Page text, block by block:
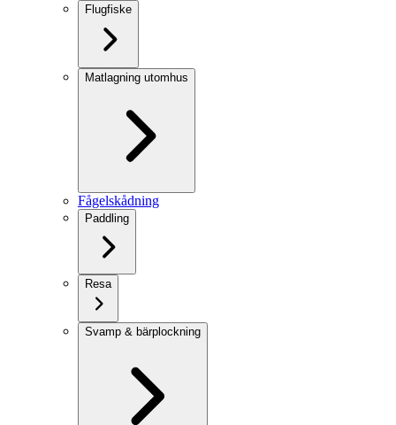
Flugfiske
Matlagning utomhus
Fågelskådning
Paddling
Resa
Svamp & bärplockning